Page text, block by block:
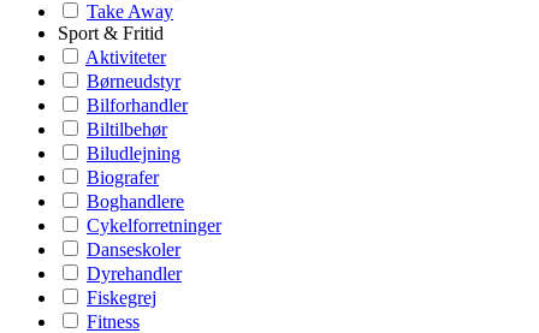
Take Away
Sport & Fritid
Aktiviteter
Børneudstyr
Bilforhandler
Biltilbehør
Biludlejning
Biografer
Boghandlere
Cykelforretninger
Danseskoler
Dyrehandler
Fiskegrej
Fitness